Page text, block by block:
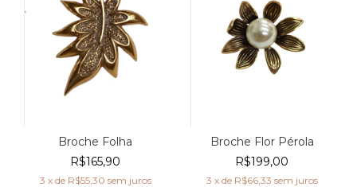
Broche Folha
R$165,90
3 x de R$55,30 sem juros
Broche Flor Pérola
R$199,00
3 x de R$66,33 sem juros